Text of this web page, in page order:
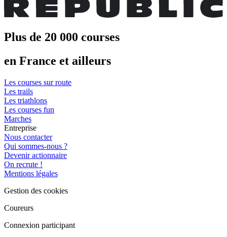
Plus de 20 000 courses
en France et ailleurs
Les courses sur route
Les trails
Les triathlons
Les courses fun
Marches
Entreprise
Nous contacter
Qui sommes-nous ?
Devenir actionnaire
On recrute !
Mentions légales
Gestion des cookies
Coureurs
Connexion participant